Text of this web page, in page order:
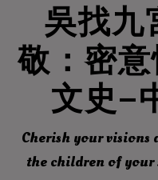
吳找九
敬：密
文史–
Cherish your visions
the children of